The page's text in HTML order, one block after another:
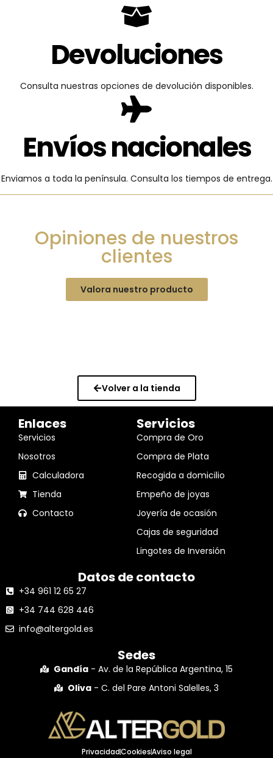
Devoluciones
Consulta nuestras opciones de devolución disponibles.
Envíos nacionales
Enviamos a toda la península. Consulta los tiempos de entrega.
Opiniones de nuestros
clientes
Valora nuestro producto
Volver a la tienda
Enlaces
Servicios
Nosotros
Calculadora
Tienda
Contacto
Servicios
Compra de Oro
Compra de Plata
Recogida a domicilio
Empeño de joyas
Joyería de ocasión
Cajas de seguridad
Lingotes de Inversión
Datos de contacto
+34 961 12 65 27
+34 744 628 446
info@altergold.es
Sedes
Gandía - Av. de la República Argentina, 15
Oliva - C. del Pare Antoni Salelles, 3
PrivacidadCookiesAviso legal